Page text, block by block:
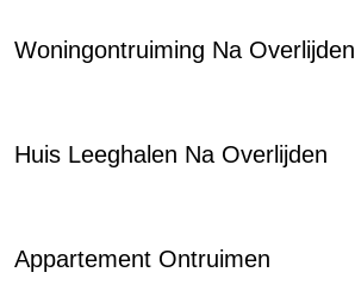
Woningontruiming Na Overlijden
Huis Leeghalen Na Overlijden
Appartement Ontruimen